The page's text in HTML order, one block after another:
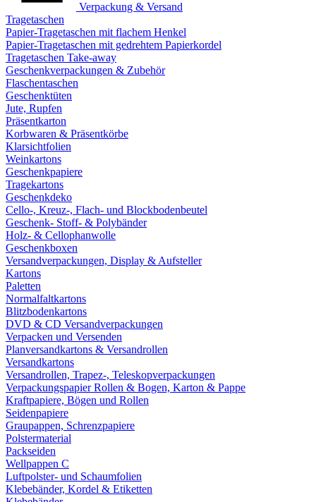
Verpackung & Versand
Tragetaschen
Papier-Tragetaschen mit flachem Henkel
Papier-Tragetaschen mit gedrehtem Papierkordel
Tragetaschen Take-away
Geschenkverpackungen & Zubehör
Flaschentaschen
Geschenktüten
Jute, Rupfen
Präsentkarton
Korbwaren & Präsentkörbe
Klarsichtfolien
Weinkartons
Geschenkpapiere
Tragekartons
Geschenkdeko
Cello-, Kreuz-, Flach- und Blockbodenbeutel
Geschenk- Stoff- & Polybänder
Holz- & Cellophanwolle
Geschenkboxen
Versandverpackungen, Display & Aufsteller
Kartons
Paletten
Normalfaltkartons
Blitzbodenkartons
DVD & CD Versandverpackungen
Verpacken und Versenden
Planversandkartons & Versandrollen
Versandkartons
Versandrollen, Trapez-, Teleskopverpackungen
Verpackungspapier Rollen & Bogen, Karton & Pappe
Kraftpapiere, Bögen und Rollen
Seidenpapiere
Graupappen, Schrenzpapiere
Polstermaterial
Packseiden
Wellpappen C
Luftpolster- und Schaumfolien
Klebebänder, Kordel & Etiketten